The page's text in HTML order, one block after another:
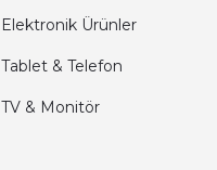
Elektronik Ürünler
Tablet & Telefon
TV & Monitör